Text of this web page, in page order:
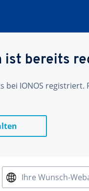
ist bereits
bei IONOS
Ihre Wunsch-